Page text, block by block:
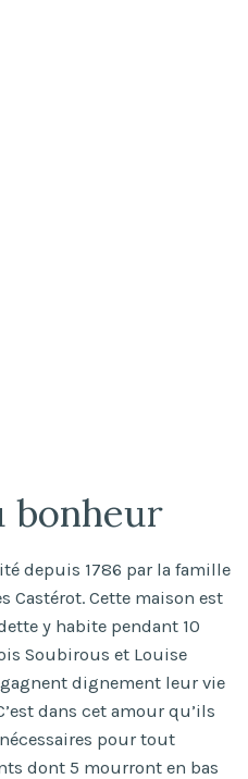
bonheur
depuis 1786 par la famille
Castérot. Cette maison est
y habite pendant 10
Soubirous et Louise
dignement leur vie
dans cet amour qu’ils
pour tout
dont 5 mourront en bas